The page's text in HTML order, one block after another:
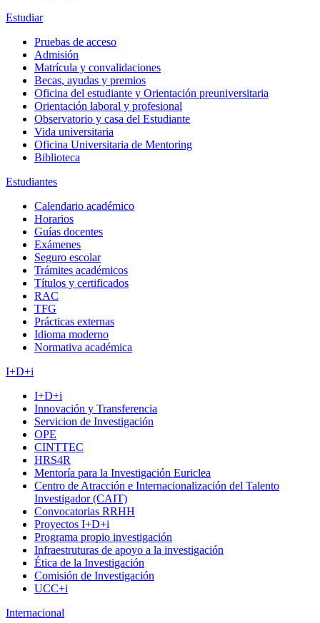
Estudiar
Pruebas de acceso
Admisión
Matrícula y convalidaciones
Becas, ayudas y premios
Oficina del estudiante y Orientación preuniversitaria
Orientación laboral y profesional
Observatorio y casa del Estudiante
Vida universitaria
Oficina Universitaria de Mentoring
Biblioteca
Estudiantes
Calendario académico
Horarios
Guías docentes
Exámenes
Seguro escolar
Trámites académicos
Títulos y certificados
RAC
TFG
Prácticas externas
Idioma moderno
Normativa académica
I+D+i
I+D+i
Innovación y Transferencia
Servicion de Investigación
OPE
CINTTEC
HRS4R
Mentoría para la Investigación Euriclea
Centro de Atracción e Internacionalización del Talento
Investigador (CAIT)
Convocatorias RRHH
Proyectos I+D+i
Programa propio investigación
Infraestruturas de apoyo a la investigación
Ética de la Investigación
Comisión de Investigación
UCC+i
Internacional